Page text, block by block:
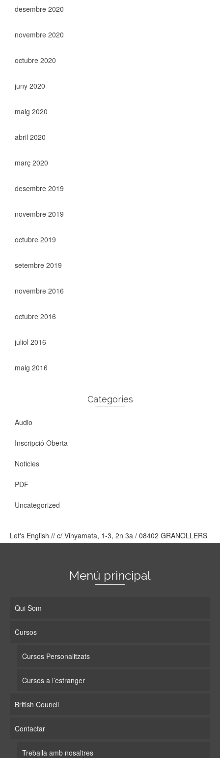
desembre 2020
novembre 2020
octubre 2020
juny 2020
maig 2020
abril 2020
març 2020
desembre 2019
novembre 2019
octubre 2019
setembre 2019
novembre 2016
octubre 2016
juliol 2016
maig 2016
Categories
Audio
Inscripció Oberta
Noticies
PDF
Uncategorized
Let's English // c/ Vinyamata, 1-3, 2n 3a / 08402 GRANOLLERS
Menú principal
Qui Som
Cursos
Cursos Personalitzats
Cursos a l’estranger
British Council
Contactar
Treballa amb nosaltres